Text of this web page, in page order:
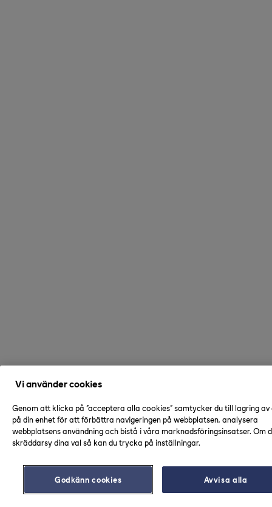
Vi använder cookies
Genom att klicka på "acceptera alla cookies" samtycker du till lagring av
på din enhet för att förbättra navigeringen på webbplatsen, analysera
webbplatsens användning och bistå i våra marknadsföringsinsatser. Om
skräddarsy dina val så kan du trycka på inställningar.
Godkänn cookies Avvisa alla